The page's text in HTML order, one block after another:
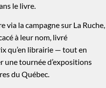
le livre.
via la campagne sur La Ruche,
à leur nom, livré
qu’en librairie — tout en
tournée d’expositions
du Québec.